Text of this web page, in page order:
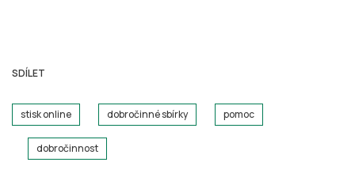
SDÍLET
stisk online dobročinné sbírky pomoc
dobročinnost